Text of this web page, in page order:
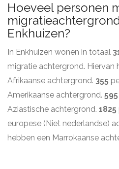
Hoeveel personen
Enkhuizen?
In Enkhuizen wonen in totaal
migratie achtergrond. Hiervan
Afrikaanse achtergrond. 355
Amerikaanse achtergrond. 595
Aziastische achtergrond. 1825
europese (Niet nederlandse)
hebben een Marrokaanse